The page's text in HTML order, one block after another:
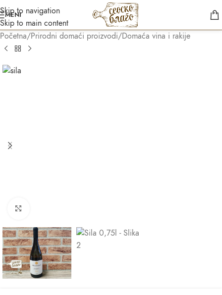
Skip to navigation
Skip to main content
MENI
Početna/Prirodni domaći proizvodi/Domaća vina i rakije